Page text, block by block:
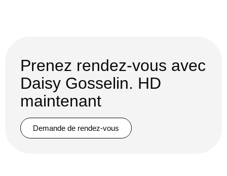
Prenez rendez-vous avec
Daisy Gosselin. HD
maintenant
Demande de rendez-vous